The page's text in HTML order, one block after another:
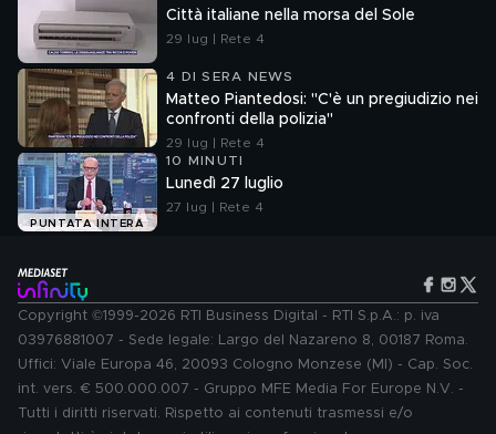
Città italiane nella morsa del Sole
29 lug | Rete 4
4 DI SERA NEWS
Matteo Piantedosi: "C'è un pregiudizio nei
confronti della polizia"
29 lug | Rete 4
PUNTATA INTERA
10 MINUTI
Lunedì 27 luglio
27 lug | Rete 4
Copyright ©1999-2026 RTI Business Digital - RTI S.p.A.: p. iva
03976881007 - Sede legale: Largo del Nazareno 8, 00187 Roma.
Uffici: Viale Europa 46, 20093 Cologno Monzese (MI) - Cap. Soc.
int. vers. € 500.000.007 - Gruppo MFE Media For Europe N.V. -
Tutti i diritti riservati. Rispetto ai contenuti trasmessi e/o